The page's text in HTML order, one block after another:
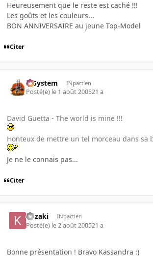
Heureusement que le reste est caché !!!
Les goûts et les couleurs...
BON ANNIVERSAIRE au jeune Top-Model
Citer
X-System INpactien
Posté(e) le 1 août 200521 a
David Guetta - The world is mine !!!
Honteux de mettre un tel morceau dans sa
Je ne le connais pas...
Citer
kozaki INpactien
Posté(e) le 2 août 200521 a
Bonne présentation ! Bravo Kassandra :)